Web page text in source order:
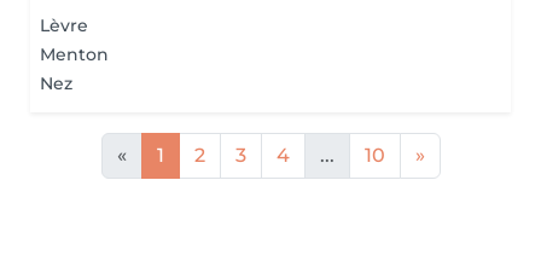
Lèvre
Menton
Nez
« 1 2 3 4 ... 10 »